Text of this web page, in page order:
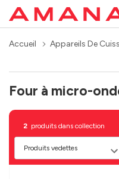
Accueil Appareils De
Four à micro-
2 produits dans collection